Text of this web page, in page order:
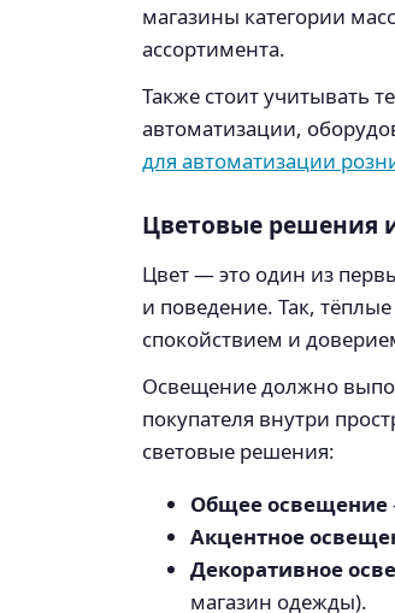
магазины категории
ассортимента.
Также стоит учитывать
автоматизации,
для автоматизации
Цветовые решения
Цвет — это один из
и поведение. Так,
спокойствием и
Освещение должно
покупателя внутри
световые решения:
Общее освещение
Акцентное
Декоративное
магазин одежды).